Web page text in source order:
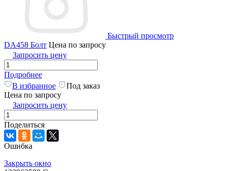
Быстрый просмотр
DA458 Болт Цена по запросу
Запросить цену
Подробнее
В избранное
Под заказ
Цена по запросу
Запросить цену
Поделиться
Ошибка
Закрыть окно